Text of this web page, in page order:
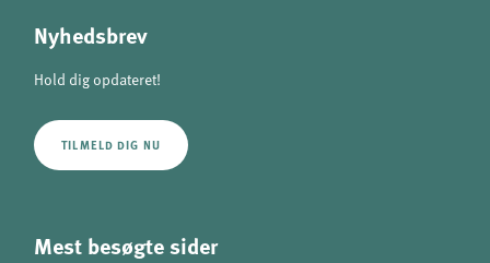
Nyhedsbrev
Hold dig opdateret!
TILMELD DIG NU
Mest besøgte sider